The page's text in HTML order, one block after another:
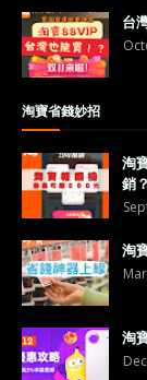
台
淘寶省錢妙招
淘
銷
淘
淘